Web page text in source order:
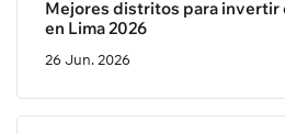
Mejores distritos para invertir
en Lima 2026
26 Jun. 2026